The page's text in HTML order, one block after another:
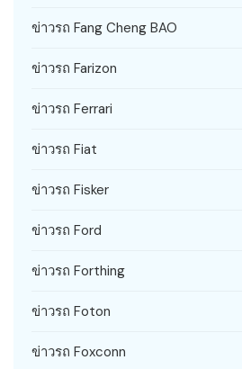
ข่าวรถ Fang Cheng BAO
ข่าวรถ Farizon
ข่าวรถ Ferrari
ข่าวรถ Fiat
ข่าวรถ Fisker
ข่าวรถ Ford
ข่าวรถ Forthing
ข่าวรถ Foton
ข่าวรถ Foxconn